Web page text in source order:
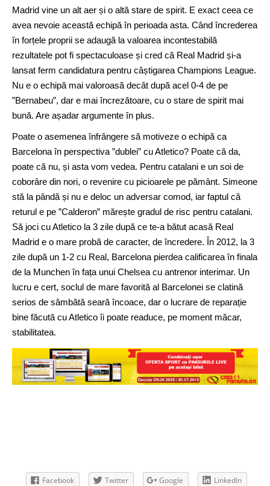
Madrid vine un alt aer și o altă stare de spirit. E exact ceea ce
avea nevoie această echipă în perioada asta. Când încrederea
în forțele proprii se adaugă la valoarea incontestabilă
rezultatele pot fi spectaculoase și cred că Real Madrid și-a
lansat ferm candidatura pentru câștigarea Champions League.
Nu e o echipă mai valoroasă decât după acel 0-4 de pe
”Bernabeu”, dar e mai încrezătoare, cu o stare de spirit mai
bună. Are așadar argumente în plus.
Poate o asemenea înfrângere să motiveze o echipă ca
Barcelona în perspectiva ”dublei” cu Atletico? Poate că da,
poate că nu, și asta vom vedea. Pentru catalani e un soi de
coborâre din nori, o revenire cu picioarele pe pământ. Simeone
stă la pândă și nu e deloc un adversar comod, iar faptul că
returul e pe ”Calderon” mărește gradul de risc pentru catalani.
Să joci cu Atletico la 3 zile după ce te-a bătut acasă Real
Madrid e o mare probă de caracter, de încredere. În 2012, la 3
zile după un 1-2 cu Real, Barcelona pierdea calificarea în finala
de la Munchen în fața unui Chelsea cu antrenor interimar. Un
lucru e cert, soclul de mare favorită al Barcelonei se clatină
serios de sâmbătă seară încoace, dar o lucrare de reparație
bine făcută cu Atletico îi poate readuce, pe moment măcar,
stabilitatea.
Facebook Twitter Google
LinkedIn